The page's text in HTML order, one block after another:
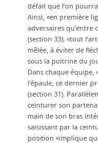
défait que l’on
Ainsi, «en première
adversaires
(section 33): «tout
mêlée, à éviter de
sous la poitrine du
Dans chaque
l’épaule, ce dernier
(section 31).
ceinturer son
main de son bras
saisissant par la
position «implique